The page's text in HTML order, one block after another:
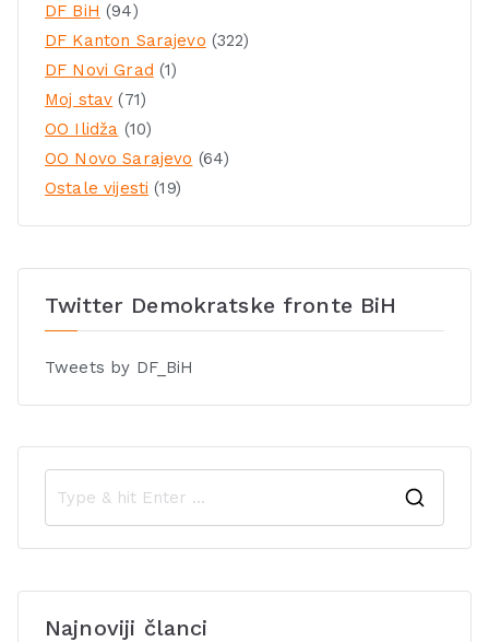
DF BiH (94)
DF Kanton Sarajevo (322)
DF Novi Grad (1)
Moj stav (71)
OO Ilidža (10)
OO Novo Sarajevo (64)
Ostale vijesti (19)
Twitter Demokratske fronte BiH
Tweets by DF_BiH
Najnoviji članci